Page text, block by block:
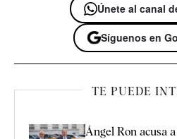
Únete al canal
Síguenos en
TE PUEDE
Ángel Ron acusa